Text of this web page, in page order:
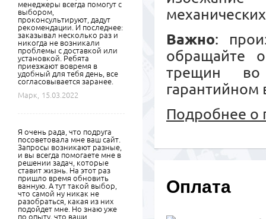
Важно:
обращайте
трещин во
гарантийном
Подробнее о
Оплата
менеджеры всегда помогут с
выбором,
проконсультируют, дадут
рекомендации. И последнее:
заказывал несколько раз и
никогда не возникали
проблемы с доставкой или
установкой. Ребята
приезжают вовремя в
удобный для тебя день, все
согласовывается заранее.
Марк,
15.03.2022
Я очень рада, что подруга
посоветовала мне ваш сайт.
Запросы возникают разные,
и вы всегда помогаете мне в
решении задач, которые
ставит жизнь. На этот раз
пришло время обновить
ванную. А тут такой выбор,
что самой ну никак не
разобраться, какая из них
подойдет мне. Но знаю уже
по опыту, что ваши